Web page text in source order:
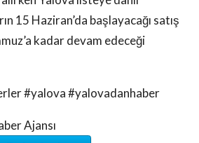
15 Haziran’da başlayacağı satış
kadar devam edeceği
#yalova #yalovadanhaber
Ajansı